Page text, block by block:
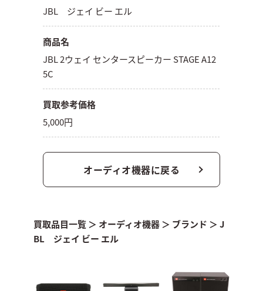
JBL ジェイ ビー エル
商品名
JBL 2ウェイ センタースピーカー STAGE A12
5C
買取参考価格
5,000円
オーディオ機器に戻る
買取品目一覧＞ オーディオ機器＞ ブランド ＞J
BL ジェイ ビー エル